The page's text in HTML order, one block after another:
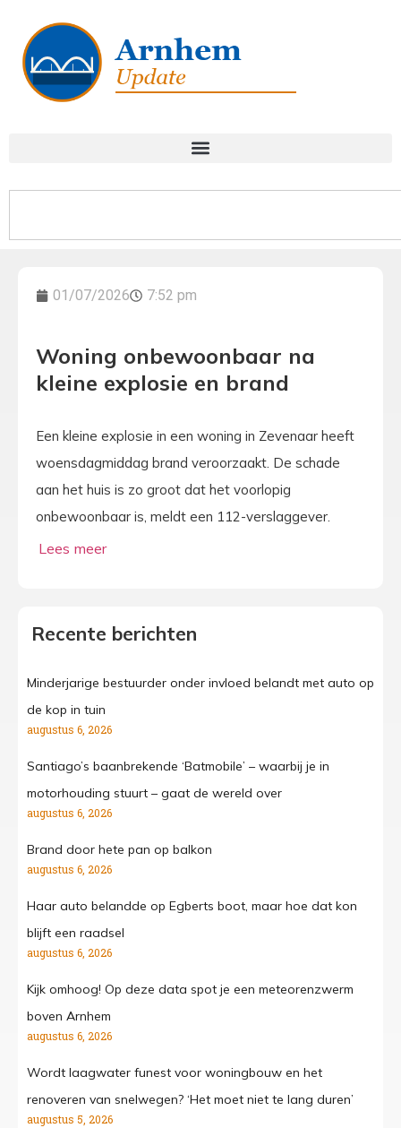
01/07/2026 7:52 pm
Woning onbewoonbaar na
kleine explosie en brand
Een kleine explosie in een woning in Zevenaar heeft
woensdagmiddag brand veroorzaakt. De schade
aan het huis is zo groot dat het voorlopig
onbewoonbaar is, meldt een 112-verslaggever.
Recente berichten
Minderjarige bestuurder onder invloed belandt met auto op
de kop in tuin
augustus 6, 2026
Santiago’s baanbrekende ‘Batmobile’ – waarbij je in
motorhouding stuurt – gaat de wereld over
augustus 6, 2026
Brand door hete pan op balkon
augustus 6, 2026
Haar auto belandde op Egberts boot, maar hoe dat kon
blijft een raadsel
augustus 6, 2026
Kijk omhoog! Op deze data spot je een meteorenzwerm
boven Arnhem
augustus 6, 2026
Wordt laagwater funest voor woningbouw en het
renoveren van snelwegen? ‘Het moet niet te lang duren’
augustus 5, 2026